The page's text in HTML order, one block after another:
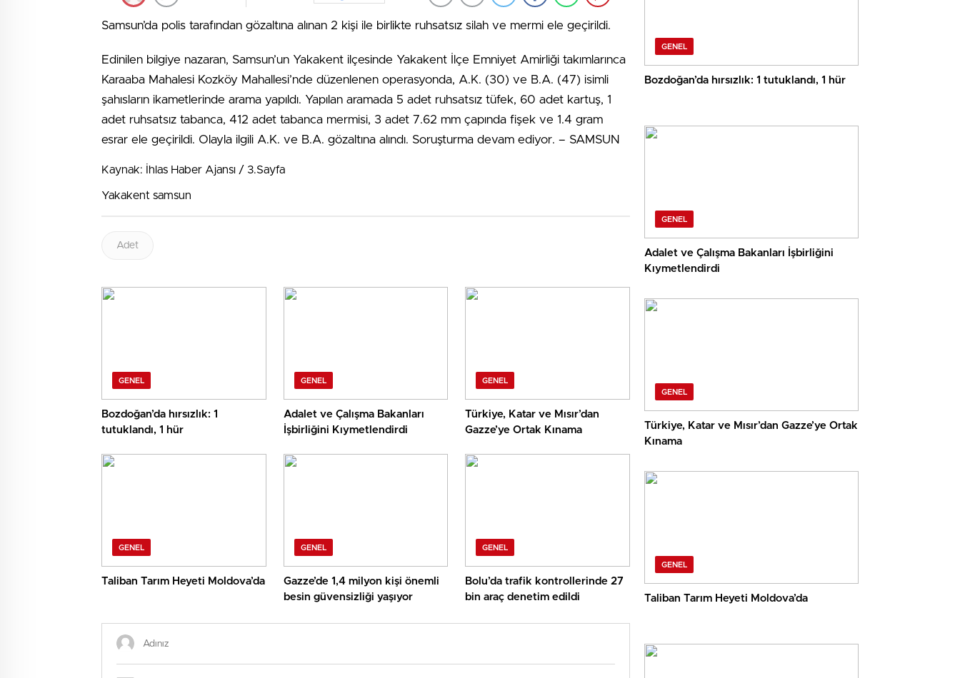
Samsun’da polis tarafından gözaltına alınan 2 kişi ile birlikte ruhsatsız silah ve mermi ele geçirildi.
Edinilen bilgiye nazaran, Samsun’un Yakakent ilçesinde Yakakent İlçe Emniyet Amirliği takımlarınca
Karaaba Mahalesi Kozköy Mahallesi’nde düzenlenen operasyonda, A.K. (30) ve B.A. (47) isimli
şahısların ikametlerinde arama yapıldı. Yapılan aramada 5 adet ruhsatsız tüfek, 60 adet kartuş, 1
adet ruhsatsız tabanca, 412 adet tabanca mermisi, 3 adet 7.62 mm çapında fişek ve 1.4 gram
esrar ele geçirildi. Olayla ilgili A.K. ve B.A. gözaltına alındı. Soruşturma devam ediyor. – SAMSUN
Kaynak: İhlas Haber Ajansı / 3.Sayfa
Yakakent samsun
Adet
GENEL
Bozdoğan’da hırsızlık: 1
tutuklandı, 1 hür
GENEL
Adalet ve Çalışma Bakanları
İşbirliğini Kıymetlendirdi
GENEL
Türkiye, Katar ve Mısır’dan
Gazze’ye Ortak Kınama
GENEL
Taliban Tarım Heyeti Moldova’da
GENEL
Gazze’de 1,4 milyon kişi önemli
besin güvensizliği yaşıyor
GENEL
Bolu’da trafik kontrollerinde 27
bin araç denetim edildi
GENEL
Bozdoğan’da hırsızlık: 1 tutuklandı, 1 hür
GENEL
Adalet ve Çalışma Bakanları İşbirliğini
Kıymetlendirdi
GENEL
Türkiye, Katar ve Mısır’dan Gazze’ye Ortak
Kınama
GENEL
Taliban Tarım Heyeti Moldova’da